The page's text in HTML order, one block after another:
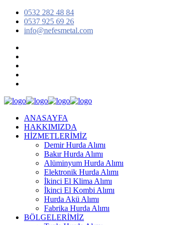
0532 282 48 84
0537 925 69 26
info@nefesmetal.com
ANASAYFA
HAKKIMIZDA
HİZMETLERİMİZ
Demir Hurda Alımı
Bakır Hurda Alımı
Alüminyum Hurda Alımı
Elektronik Hurda Alımı
İkinci El Klima Alımı
İkinci El Kombi Alımı
Hurda Akü Alımı
Fabrika Hurda Alımı
BÖLGELERİMİZ